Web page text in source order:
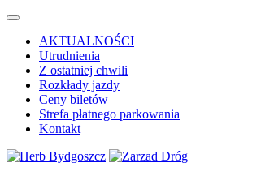
AKTUALNOŚCI
Utrudnienia
Z ostatniej chwili
Rozkłady jazdy
Ceny biletów
Strefa płatnego parkowania
Kontakt